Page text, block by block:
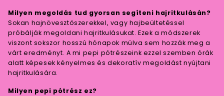
Milyen megoldás tud gyorsan segíteni hajritkulásán?
Sokan hajnövesztőszerekkel, vagy hajbeültetéssel
próbálják megoldani hajritkulásukat. Ezek a módszerek
viszont sokszor hosszú hónapok múlva sem hozzák meg a
várt eredményt. A mi pepi pótrészeink ezzel szemben órák
alatt képesek kényelmes és dekoratív megoldást nyújtani
hajritkulására.
Milyen pepi pótrész ez?